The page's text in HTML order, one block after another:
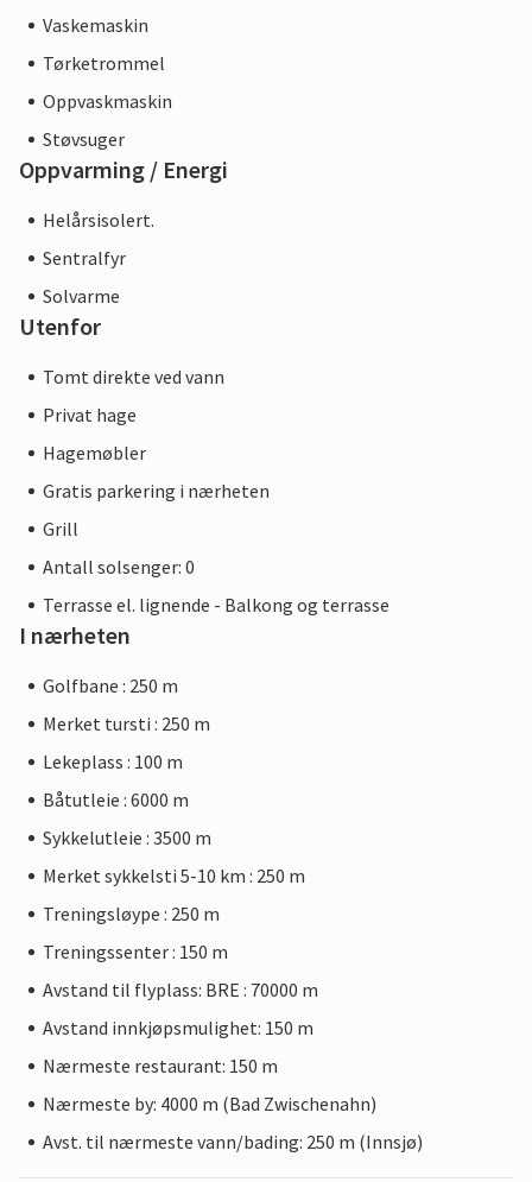
Vaskemaskin
Tørketrommel
Oppvaskmaskin
Støvsuger
Oppvarming / Energi
Helårsisolert.
Sentralfyr
Solvarme
Utenfor
Tomt direkte ved vann
Privat hage
Hagemøbler
Gratis parkering i nærheten
Grill
Antall solsenger: 0
Terrasse el. lignende - Balkong og terrasse
I nærheten
Golfbane : 250 m
Merket tursti : 250 m
Lekeplass : 100 m
Båtutleie : 6000 m
Sykkelutleie : 3500 m
Merket sykkelsti 5-10 km : 250 m
Treningsløype : 250 m
Treningssenter : 150 m
Avstand til flyplass: BRE : 70000 m
Avstand innkjøpsmulighet: 150 m
Nærmeste restaurant: 150 m
Nærmeste by: 4000 m (Bad Zwischenahn)
Avst. til nærmeste vann/bading: 250 m (Innsjø)